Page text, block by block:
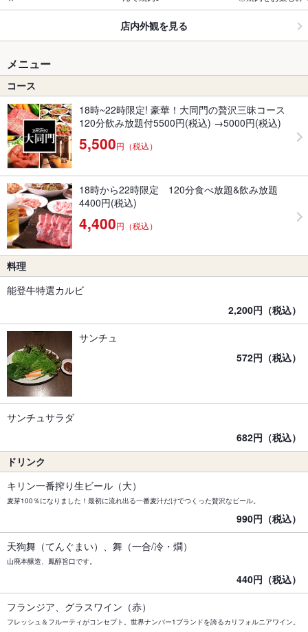
店内外観を見る
メニュー
コース
18時~22時限定! 豪華！大同門の贅沢三昧コース
120分飲み放題付5500円(税込) →5000円(税込)
5,500円（税込）
18時から22時限定 120分食べ放題&飲み放題
4400円(税込)
4,400円（税込）
料理
能登牛特選カルビ
2,200円（税込）
サンチュ
572円（税込）
サンチュサラダ
682円（税込）
ドリンク
キリン一番搾り生ビール（大）
麦芽100％になりました！最初に流れ出る一番麦汁だけでつくった贅沢なビール。
990円（税込）
天狗舞（てんぐまい）、舞（一合/冷・燗）
山廃本醸造、鳳醇旨口です。
440円（税込）
フランジア、グラスワイン（赤）
フレッシュ＆フルーティがコンセプト。世界ナンバー1ブランドを誇るカリフォルニアワイン。